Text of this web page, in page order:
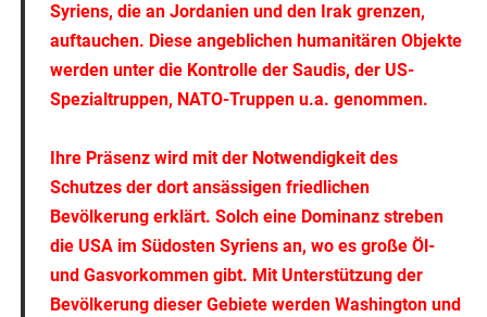
Syriens, die an Jordanien und den Irak grenzen,
auftauchen. Diese angeblichen humanitären Objekte
werden unter die Kontrolle der Saudis, der US-
Spezialtruppen, NATO-Truppen u.a. genommen.
Ihre Präsenz wird mit der Notwendigkeit des
Schutzes der dort ansässigen friedlichen
Bevölkerung erklärt. Solch eine Dominanz streben
die USA im Südosten Syriens an, wo es große Öl-
und Gasvorkommen gibt. Mit Unterstützung der
Bevölkerung dieser Gebiete werden Washington und